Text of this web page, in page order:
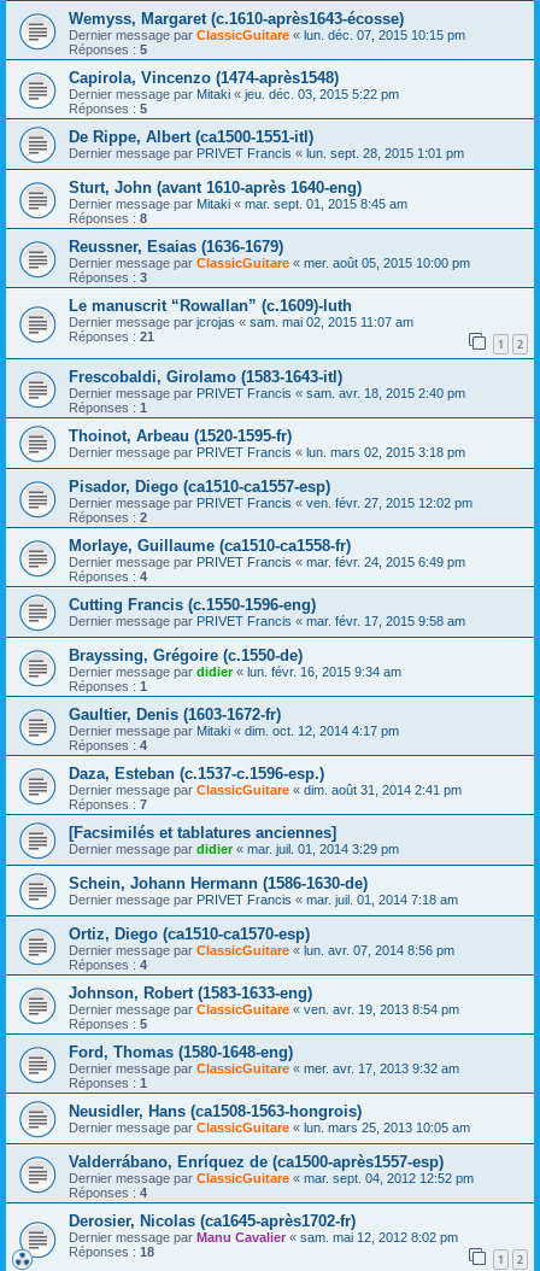
Wemyss, Margaret (c.1610-après1643-écosse)
Dernier message par ClassicGuitare « lun. déc. 07, 2015 10:15 pm
Réponses : 5
Capirola, Vincenzo (1474-après1548)
Dernier message par Mitaki « jeu. déc. 03, 2015 5:22 pm
Réponses : 5
De Rippe, Albert (ca1500-1551-itl)
Dernier message par PRIVET Francis « lun. sept. 28, 2015 1:01 pm
Sturt, John (avant 1610-après 1640-eng)
Dernier message par Mitaki « mar. sept. 01, 2015 8:45 am
Réponses : 8
Reussner, Esaias (1636-1679)
Dernier message par ClassicGuitare « mer. août 05, 2015 10:00 pm
Réponses : 3
Le manuscrit “Rowallan” (c.1609)-luth
Dernier message par jcrojas « sam. mai 02, 2015 11:07 am
Réponses : 21 1 2
Frescobaldi, Girolamo (1583-1643-itl)
Dernier message par PRIVET Francis « sam. avr. 18, 2015 2:40 pm
Réponses : 1
Thoinot, Arbeau (1520-1595-fr)
Dernier message par PRIVET Francis « lun. mars 02, 2015 3:18 pm
Pisador, Diego (ca1510-ca1557-esp)
Dernier message par PRIVET Francis « ven. févr. 27, 2015 12:02 pm
Réponses : 2
Morlaye, Guillaume (ca1510-ca1558-fr)
Dernier message par PRIVET Francis « mar. févr. 24, 2015 6:49 pm
Réponses : 4
Cutting Francis (c.1550-1596-eng)
Dernier message par PRIVET Francis « mar. févr. 17, 2015 9:58 am
Brayssing, Grégoire (c.1550-de)
Dernier message par didier« lun. févr. 16, 2015 9:34 am
Réponses : 1
Gaultier, Denis (1603-1672-fr)
Dernier message par Mitaki « dim. oct. 12, 2014 4:17 pm
Réponses : 4
Daza, Esteban (c.1537-c.1596-esp.)
Dernier message par ClassicGuitare « dim. août 31, 2014 2:41 pm
Réponses : 7
[Facsimilés et tablatures anciennes]
Dernier message par didier« mar. juil. 01, 2014 3:29 pm
Schein, Johann Hermann (1586-1630-de)
Dernier message par PRIVET Francis « mar. juil. 01, 2014 7:18 am
Ortiz, Diego (ca1510-ca1570-esp)
Dernier message par ClassicGuitare « lun. avr. 07, 2014 8:56 pm
Réponses : 4
Johnson, Robert (1583-1633-eng)
Dernier message par ClassicGuitare « ven. avr. 19, 2013 8:54 pm
Réponses : 5
Ford, Thomas (1580-1648-eng)
Dernier message par ClassicGuitare « mer. avr. 17, 2013 9:32 am
Réponses : 1
Neusidler, Hans (ca1508-1563-hongrois)
Dernier message par ClassicGuitare « lun. mars 25, 2013 10:05 am
Valderrábano, Enríquez de (ca1500-après1557-esp)
Dernier message par ClassicGuitare « mar. sept. 04, 2012 12:52 pm
Réponses : 4
Derosier, Nicolas (ca1645-après1702-fr)
Dernier message par Manu Cavalier « sam. mai 12, 2012 8:02 pm
Réponses : 18 1 2